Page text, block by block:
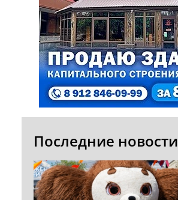
Последние новости